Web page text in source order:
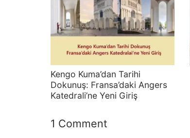
Kengo Kuma’dan Tarihi
Dokunuş: Fransa’daki Angers
Katedrali’ne Yeni Giriş
1 Comment